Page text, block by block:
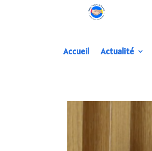
Accueil Actualité